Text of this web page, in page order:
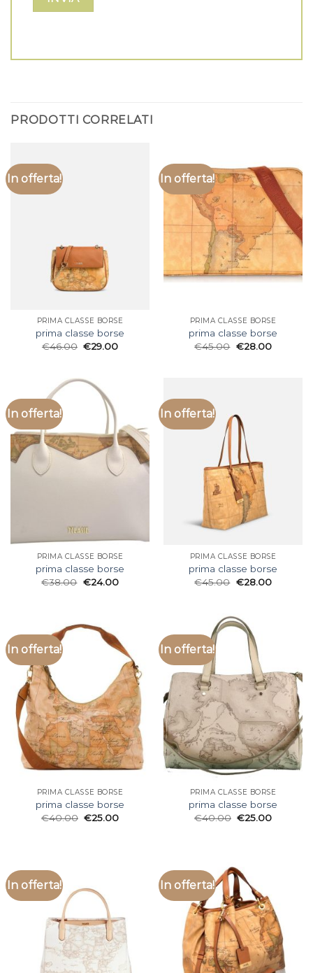
PRODOTTI CORRELATI
In offerta!
PRIMA CLASSE BORSE
prima classe borse
€46.00 €29.00
In offerta!
PRIMA CLASSE BORSE
prima classe borse
€45.00 €28.00
In offerta!
PRIMA CLASSE BORSE
prima classe borse
€38.00 €24.00
In offerta!
PRIMA CLASSE BORSE
prima classe borse
€45.00 €28.00
In offerta!
PRIMA CLASSE BORSE
prima classe borse
€40.00 €25.00
In offerta!
PRIMA CLASSE BORSE
prima classe borse
€40.00 €25.00
In offerta! In offerta!